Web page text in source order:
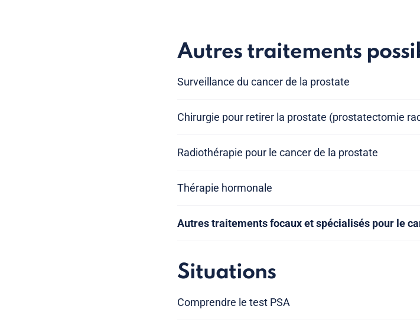
Autres traitements
Surveillance du cancer de la prostate
Chirurgie pour retirer la prostate (prostatectomie
Radiothérapie pour le cancer de la prostate
Thérapie hormonale
Autres traitements focaux et spécialisés pour le
Situations
Comprendre le test PSA